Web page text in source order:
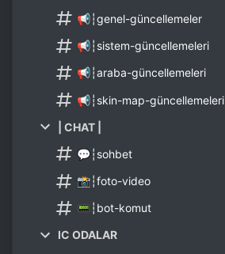
📢┆genel-güncellemeler
📢┆sistem-güncellemeleri
📢┆araba-güncellemeleri
📢┆skin-map-güncellemeleri
| CHAT |
💬┆sohbet
📸┆foto-video
📟┆bot-komut
IC ODALAR